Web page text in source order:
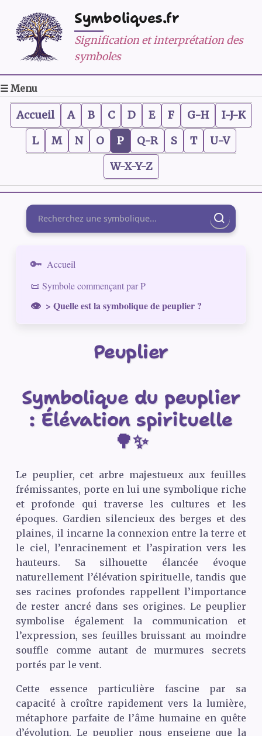
Symboliques.fr
Signification et interprétation des
symboles
☰ Menu
Accueil A B C D E F G-H
I-J-K
L
M N O P Q-R S T
U-V
W-X-Y-Z
Rechercher
Accueil
📜 Symbole commençant par P
> Quelle est la symbolique de peuplier ?
Peuplier
Symbolique du peuplier
: Élévation spirituelle
🌳✨
Le peuplier, cet arbre majestueux aux feuilles
frémissantes, porte en lui une symbolique riche
et profonde qui traverse les cultures et les
époques. Gardien silencieux des berges et des
plaines, il incarne la connexion entre la terre et
le ciel, l’enracinement et l’aspiration vers les
hauteurs. Sa silhouette élancée évoque
naturellement l’élévation spirituelle, tandis que
ses racines profondes rappellent l’importance
de rester ancré dans ses origines. Le peuplier
symbolise également la communication et
l’expression, ses feuilles bruissant au moindre
souffle comme autant de murmures secrets
portés par le vent.
Cette essence particulière fascine par sa
capacité à croître rapidement vers la lumière,
métaphore parfaite de l’âme humaine en quête
d’évolution. Le peuplier nous enseigne que la